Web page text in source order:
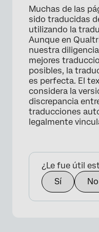
Muchas de las
sido traducidas
utilizando la
Aunque en
nuestra
mejores
posibles, la
es perfecta. El
considera la
discrepancia
traducciones
legalmente
¿Le fue útil
Sí
No